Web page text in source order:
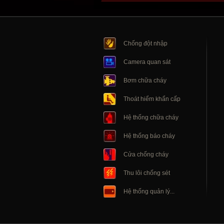
Chống đột nhập
Camera quan sát
Bơm chữa cháy
Thoát hiểm khẩn cấp
Hệ thống chữa cháy
Hệ thống báo cháy
Cửa chống cháy
Thu lôi chống sét
Hệ thống quản lý...